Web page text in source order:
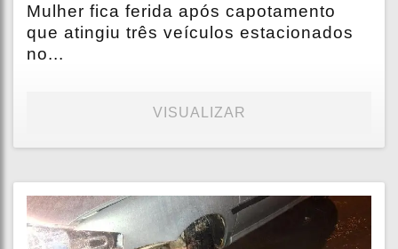
Mulher fica ferida após capotamento
que atingiu três veículos estacionados
no...
VISUALIZAR